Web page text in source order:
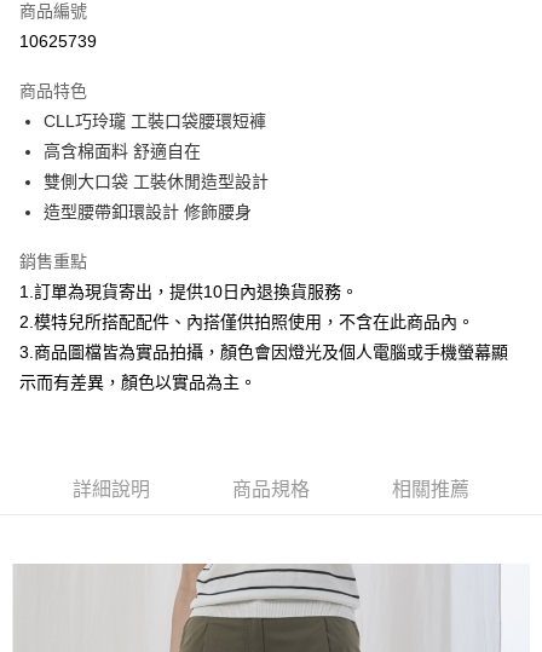
信用卡分期付款
合作金庫商業銀行
華南商業銀行
上海商業儲蓄銀行
國泰世華商業銀行
臺灣中小企業銀行
聯邦商業銀行
元大商業銀行
永豐商業銀行
台新國際商業銀行
中國信託商業銀行
台灣樂天信用卡公司
超商取貨付款
LINE Pay
Apple Pay
悠遊付
Google Pay
全盈+PAY
【大哥付你分期使用說明】
1.本服務由台灣大哥大提供，台灣大哥大用戶可立即使用無須另外申請。
成交易。
3.實際核准額度、可分期數及費用金額請依後續交易確認頁面所載為準。
4.訂單成立30分鐘內，如未前往確認交易或遇審核未通過，訂單將自動取
消。如遇「轉專審核」未通過狀況，表示未達大哥付你分期系統評分，恕無
AFTEE先享後付
AFTEE先享後付是「在收到商品之後才付款」的支付方式。 讓您購物簡單
１．簡單：不需註冊會員、不需綁卡、不需儲值。
２．便利：只要手機號碼，簡訊認證，即可結帳。
商品編號
10625739
商品特色
CLL巧玲瓏 工裝口袋腰環短褲
高含棉面料 舒適自在
雙側大口袋 工裝休閒造型設計
造型腰帶釦環設計 修飾腰身
銷售重點
1.訂單為現貨寄出，提供10日內退換貨服務。
2.模特兒所搭配配件、內搭僅供拍照使用，不含在此商品內。
3.商品圖檔皆為實品拍攝，顏色會因燈光及個人電腦或手機螢幕顯
示而有差異，顏色以實品為主。
詳細說明 商品規格 相關推薦